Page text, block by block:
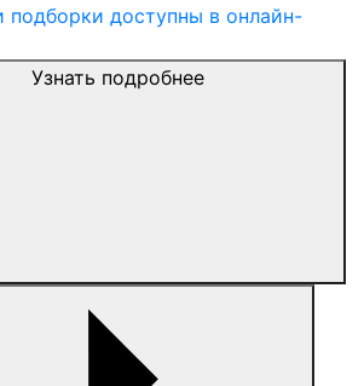
подборки доступны в онлайн-
Узнать подробнее